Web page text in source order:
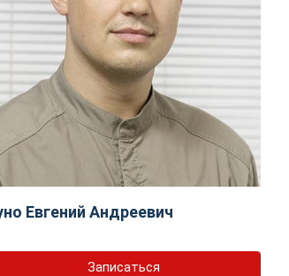
Евгений Андреевич
Записаться